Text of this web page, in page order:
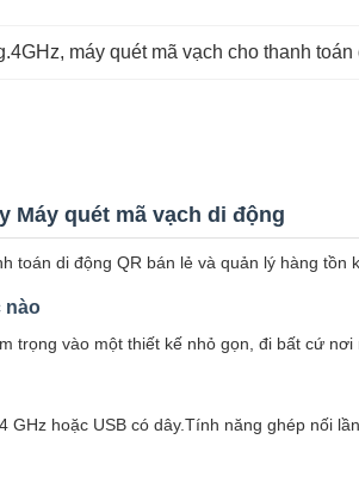
, máy quét mã vạch cho thanh toán
Máy quét mã vạch di động
toán di động QR bán lẻ và quản lý hàng tồn
nào
vào một thiết kế nhỏ gọn, đi bất cứ nơi
hoặc USB có dây.Tính năng ghép nối